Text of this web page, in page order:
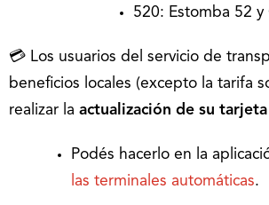
520: Estomba 52 y
💳 Los usuarios del servicio de
beneficios locales (excepto la tarifa
realizar la actualización de su tarjeta
Podés hacerlo en la
las terminales automáticas.